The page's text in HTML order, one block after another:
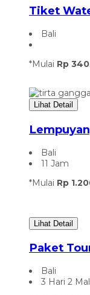
Tiket
Bali
*Mulai Rp
Lihat Detail
Bali
11 Jam
*Mulai Rp
Lihat Detail
Paket
Bali
3 Hari 2